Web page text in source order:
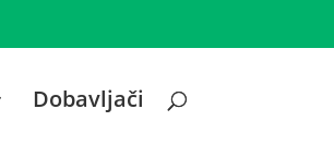
Dobavljači